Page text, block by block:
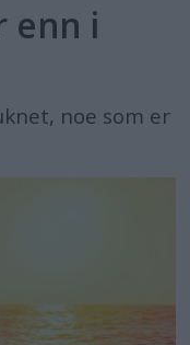
enn i
noe som er